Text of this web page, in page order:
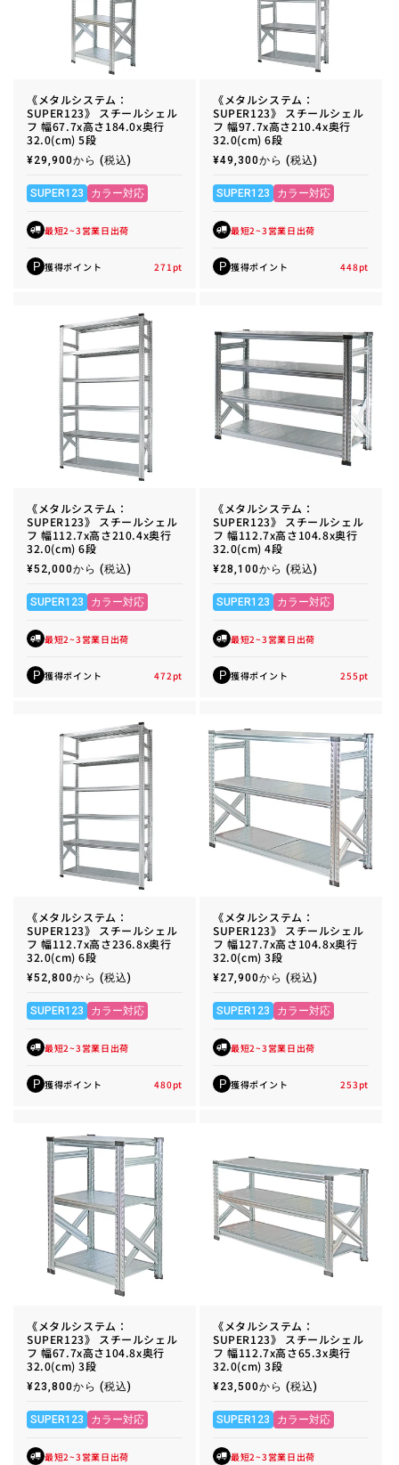
《メタルシステム：
SUPER123》 スチールシェル
フ 幅67.7x高さ184.0x奥行
32.0(cm) 5段
通
価
格
¥29,900から (税込)
SUPER123 カラー対応
最短2~3営業日出荷
P 獲得ポイント 271 pt
《メタルシステム：
SUPER123》 スチールシェル
フ 幅97.7x高さ210.4x奥行
32.0(cm) 6段
通
価
格
¥49,300から (税込)
SUPER123 カラー対応
最短2~3営業日出荷
P 獲得ポイント 448pt
《メタルシステム：
SUPER123》 スチールシェル
フ 幅112.7x高さ210.4x奥行
32.0(cm) 6段
通
価
格
¥52,000から (税込)
SUPER123 カラー対応
最短2~3営業日出荷
P 獲得ポイント 472pt
《メタルシステム：
SUPER123》 スチールシェル
フ 幅112.7x高さ104.8x奥行
32.0(cm) 4段
通
価
格
¥28,100から (税込)
SUPER123 カラー対応
最短2~3営業日出荷
P 獲得ポイント 255pt
《メタルシステム：
SUPER123》 スチールシェル
フ 幅112.7x高さ236.8x奥行
32.0(cm) 6段
通
価
格
¥52,800から (税込)
SUPER123 カラー対応
最短2~3営業日出荷
P 獲得ポイント 480pt
《メタルシステム：
SUPER123》 スチールシェル
フ 幅127.7x高さ104.8x奥行
32.0(cm) 3段
通
価
格
¥27,900から (税込)
SUPER123 カラー対応
最短2~3営業日出荷
P 獲得ポイント 253pt
《メタルシステム：
SUPER123》 スチールシェル
フ 幅67.7x高さ104.8x奥行
32.0(cm) 3段
通
価
格
¥23,800から (税込)
SUPER123 カラー対応
最短2~3営業日出荷
《メタルシステム：
SUPER123》 スチールシェル
フ 幅112.7x高さ65.3x奥行
32.0(cm) 3段
通
価
格
¥23,500から (税込)
SUPER123 カラー対応
最短2~3営業日出荷